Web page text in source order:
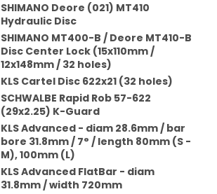
SHIMANO Deore (021) MT410
Hydraulic Disc
SHIMANO MT400-B / Deore MT410-B
Disc Center Lock (15x110mm /
12x148mm / 32 holes)
KLS Cartel Disc 622x21 (32 holes)
SCHWALBE Rapid Rob 57-622
(29x2.25) K-Guard
KLS Advanced - diam 28.6mm / bar
bore 31.8mm / 7° / length 80mm (S -
M), 100mm (L)
KLS Advanced FlatBar - diam
31.8mm / width 720mm